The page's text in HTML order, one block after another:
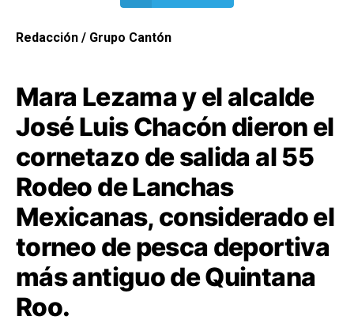
Redacción / Grupo Cantón
Mara Lezama y el alcalde
José Luis Chacón dieron el
cornetazo de salida al 55
Rodeo de Lanchas
Mexicanas, considerado el
torneo de pesca deportiva
más antiguo de Quintana
Roo.